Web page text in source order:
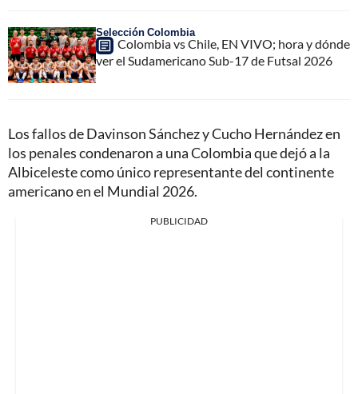
Selección Colombia
Colombia vs Chile, EN VIVO; hora y dónde
ver el Sudamericano Sub-17 de Futsal 2026
Los fallos de Davinson Sánchez y Cucho Hernández en
los penales condenaron a una Colombia que dejó a la
Albiceleste como único representante del continente
americano en el Mundial 2026.
PUBLICIDAD